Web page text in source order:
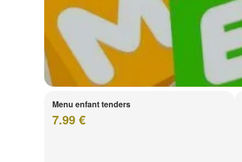
Menu enfant tenders
7.99 €